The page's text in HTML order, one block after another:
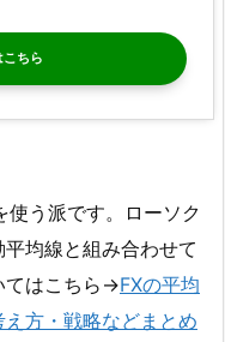
使う派です。ローソク
均線と組み合わせて
てはこちら→FXの平均
方・戦略などまとめ